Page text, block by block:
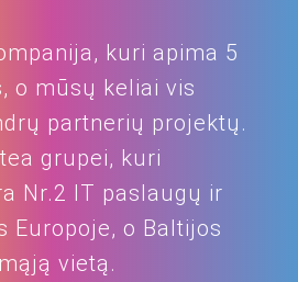
kuri apima 5
o mūsų keliai vis
partnerių projektų.
grupei, kuri
Nr.2 IT paslaugų ir
Europoje, o Baltijos
vietą.